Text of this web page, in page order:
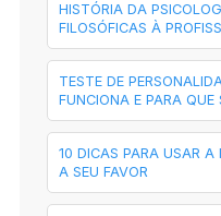
HISTÓRIA DA
FILOSÓFICAS À
TESTE DE
FUNCIONA E PARA QUE
10 DICAS PARA USAR A
A SEU FAVOR